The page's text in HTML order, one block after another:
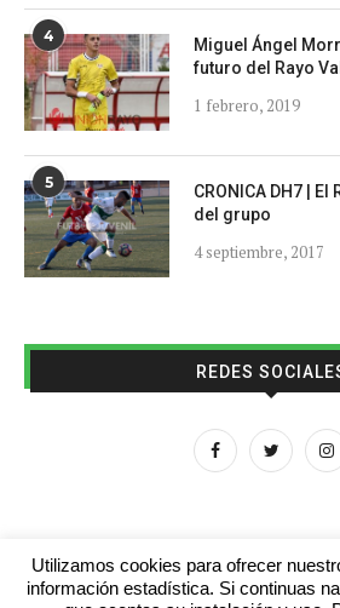
4
Miguel Ángel
futuro del Rayo
1 febrero, 2019
5
CRONICA DH7 |
del grupo
4 septiembre, 2017
REDES
Utilizamos cookies para ofrecer
información estadística. Si continuas